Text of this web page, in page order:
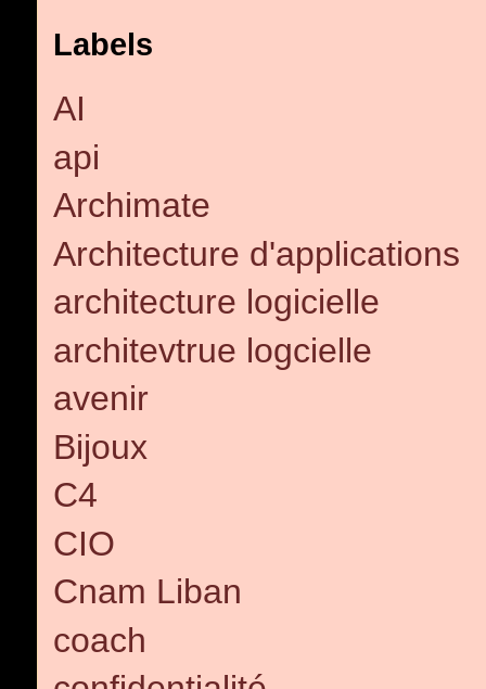
Labels
AI
api
Archimate
Architecture d'applications
architecture logicielle
architevtrue logcielle
avenir
Bijoux
C4
CIO
Cnam Liban
coach